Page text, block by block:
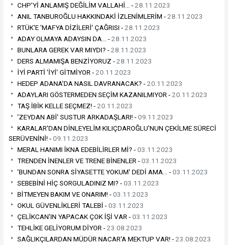
CHP'Yİ ANLAMIŞ DEĞİLİM VALLAHİ… -28.11.2023
ANIL TANBUROĞLU HAKKINDAKİ İZLENİMLERİM -28.11.2023
RTÜK'E 'MAFYA DİZİLERİ' ÇAĞRISI -28.11.2023
ADAY OLMAYA ADAYSIN DA… -28.11.2023
BUNLARA GEREK VAR MIYDI? -28.11.2023
DERS ALMAMIŞA BENZİYORUZ -28.11.2023
İYİ PARTİ 'İYİ' GİTMİYOR -20.11.2023
HEDEP ADANA'DA NASIL DAVRANACAK? -20.11.2023
ADAYLARI GÖSTERMEDEN SEÇİM KAZANILMIYOR -20.11.2023
TAŞ İBİK KELLE SEÇMEZ! -20.11.2023
'ZEYDAN ABİ' SUSTUR ARKADAŞLARI! -09.11.2023
KARALAR'DAN DİNLEYELİM KILIÇDAROĞLU'NUN ÇEKİLME SÜRECİ
SERÜVENİNİ! -09.11.2023
MERAL HANIMI İKNA EDEBİLİRLER Mİ? -03.11.2023
TRENDEN İNENLER VE TRENE BİNENLER -03.11.2023
'BUNDAN SONRA SİYASETTE YOKUM' DEDİ AMA… -03.11.2023
SEBEBİNİ HİÇ SORGULADINIZ MI? -03.11.2023
BİTMEYEN BAKIM VE ONARIM! -03.11.2023
OKUL GÜVENLİKLERİ TALEBİ -03.11.2023
ÇELİKCAN'IN YAPACAK ÇOK İŞİ VAR -03.11.2023
TEHLİKE GELİYORUM DİYOR -23.08.2023
SAĞLIKÇILARDAN MÜDÜR NACAR'A MEKTUP VAR! -23.08.2023